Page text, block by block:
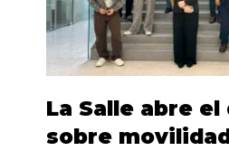
La Salle abre
sobre